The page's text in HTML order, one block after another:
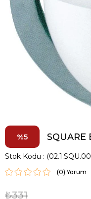
5 SQUARE
Stok Kodu
(0)
₺331